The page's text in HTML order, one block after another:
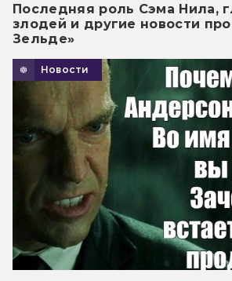
Последняя роль Сэма Нила,
злодей и другие новости
Зельде»
Новости